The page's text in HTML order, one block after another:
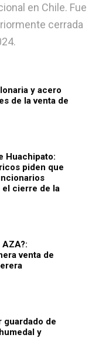
en Chile. Fue
cerrada
y acero
de la venta de
Huachipato:
piden que
el cierre de la
venta de
guardado de
y